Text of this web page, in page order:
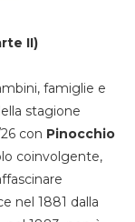
II)
famiglie e
stagione
con Pinocchio
coinvolgente,
nel 1881 dalla